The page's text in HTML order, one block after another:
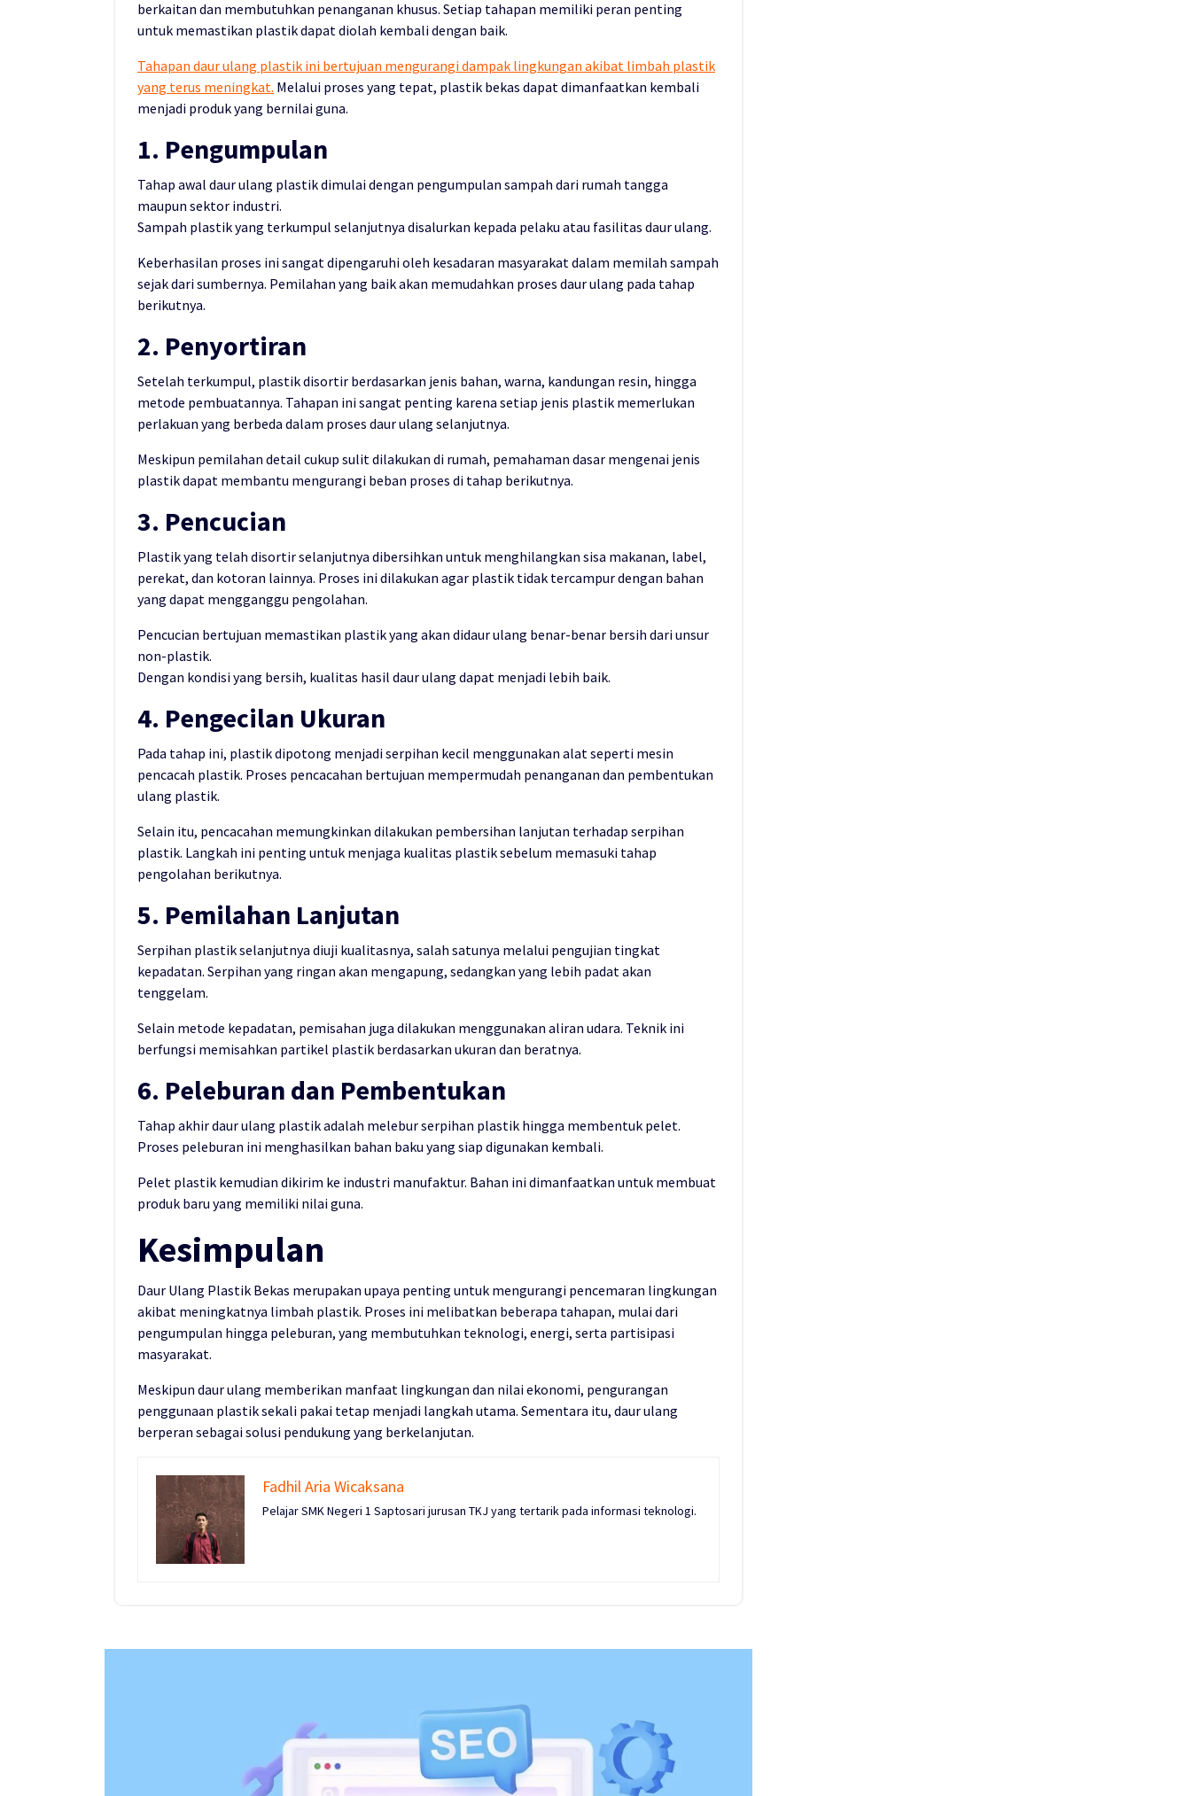
berkaitan dan membutuhkan penanganan khusus. Setiap tahapan memiliki peran penting
untuk memastikan plastik dapat diolah kembali dengan baik.
Tahapan daur ulang plastik ini bertujuan mengurangi dampak lingkungan akibat limbah plastik
yang terus meningkat. Melalui proses yang tepat, plastik bekas dapat dimanfaatkan kembali
menjadi produk yang bernilai guna.
1. Pengumpulan
Tahap awal daur ulang plastik dimulai dengan pengumpulan sampah dari rumah tangga
maupun sektor industri.
Sampah plastik yang terkumpul selanjutnya disalurkan kepada pelaku atau fasilitas daur ulang.
Keberhasilan proses ini sangat dipengaruhi oleh kesadaran masyarakat dalam memilah sampah
sejak dari sumbernya. Pemilahan yang baik akan memudahkan proses daur ulang pada tahap
berikutnya.
2. Penyortiran
Setelah terkumpul, plastik disortir berdasarkan jenis bahan, warna, kandungan resin, hingga
metode pembuatannya. Tahapan ini sangat penting karena setiap jenis plastik memerlukan
perlakuan yang berbeda dalam proses daur ulang selanjutnya.
Meskipun pemilahan detail cukup sulit dilakukan di rumah, pemahaman dasar mengenai jenis
plastik dapat membantu mengurangi beban proses di tahap berikutnya.
3. Pencucian
Plastik yang telah disortir selanjutnya dibersihkan untuk menghilangkan sisa makanan, label,
perekat, dan kotoran lainnya. Proses ini dilakukan agar plastik tidak tercampur dengan bahan
yang dapat mengganggu pengolahan.
Pencucian bertujuan memastikan plastik yang akan didaur ulang benar-benar bersih dari unsur
non-plastik.
Dengan kondisi yang bersih, kualitas hasil daur ulang dapat menjadi lebih baik.
4. Pengecilan Ukuran
Pada tahap ini, plastik dipotong menjadi serpihan kecil menggunakan alat seperti mesin
pencacah plastik. Proses pencacahan bertujuan mempermudah penanganan dan pembentukan
ulang plastik.
Selain itu, pencacahan memungkinkan dilakukan pembersihan lanjutan terhadap serpihan
plastik. Langkah ini penting untuk menjaga kualitas plastik sebelum memasuki tahap
pengolahan berikutnya.
5. Pemilahan Lanjutan
Serpihan plastik selanjutnya diuji kualitasnya, salah satunya melalui pengujian tingkat
kepadatan. Serpihan yang ringan akan mengapung, sedangkan yang lebih padat akan
tenggelam.
Selain metode kepadatan, pemisahan juga dilakukan menggunakan aliran udara. Teknik ini
berfungsi memisahkan partikel plastik berdasarkan ukuran dan beratnya.
6. Peleburan dan Pembentukan
Tahap akhir daur ulang plastik adalah melebur serpihan plastik hingga membentuk pelet.
Proses peleburan ini menghasilkan bahan baku yang siap digunakan kembali.
Pelet plastik kemudian dikirim ke industri manufaktur. Bahan ini dimanfaatkan untuk membuat
produk baru yang memiliki nilai guna.
Kesimpulan
Daur Ulang Plastik Bekas merupakan upaya penting untuk mengurangi pencemaran lingkungan
akibat meningkatnya limbah plastik. Proses ini melibatkan beberapa tahapan, mulai dari
pengumpulan hingga peleburan, yang membutuhkan teknologi, energi, serta partisipasi
masyarakat.
Meskipun daur ulang memberikan manfaat lingkungan dan nilai ekonomi, pengurangan
penggunaan plastik sekali pakai tetap menjadi langkah utama. Sementara itu, daur ulang
berperan sebagai solusi pendukung yang berkelanjutan.
Fadhil Aria Wicaksana
Pelajar SMK Negeri 1 Saptosari jurusan TKJ yang tertarik pada informasi teknologi.